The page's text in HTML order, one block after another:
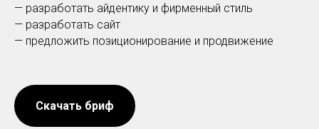
— разработать айдентику и фирменный стиль
— разработать сайт
— предложить позиционирование и продвижение
Скачать бриф